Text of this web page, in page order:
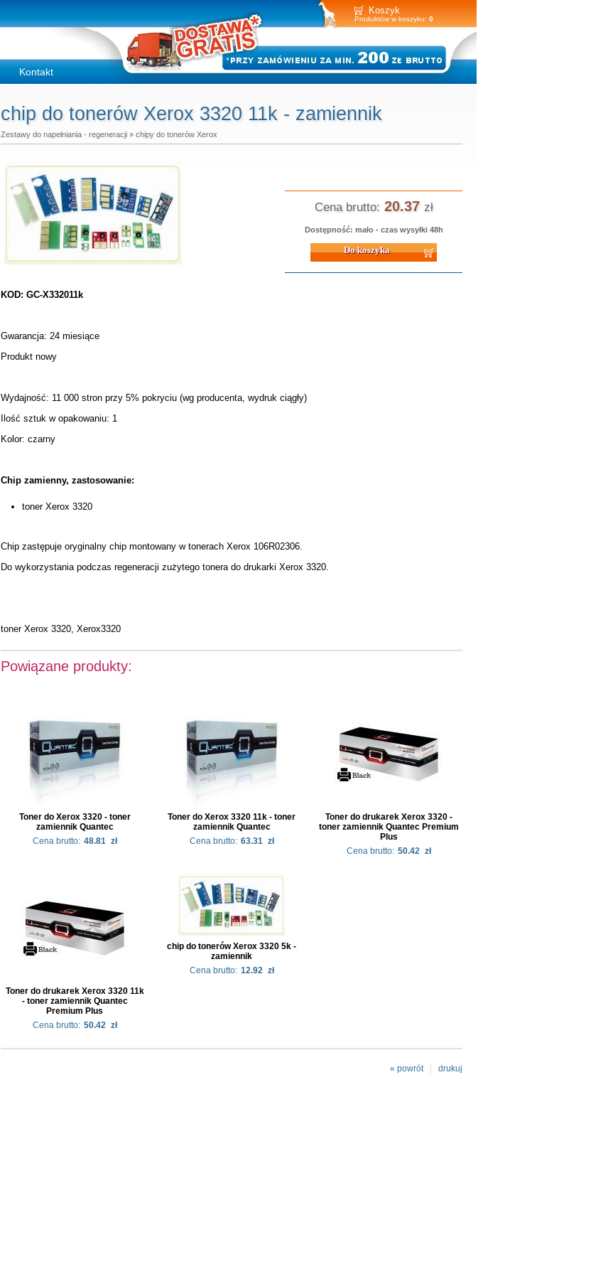
Koszyk
Produktów w koszyku: 0
Kontakt
chip do tonerów Xerox 3320 11k - zamiennik
Zestawy do napełniania - regeneracji » chipy do tonerów Xerox
Cena brutto: 20.37 zł
Dostępność: mało - czas wysyłki 48h
Do koszyka
KOD: GC-X332011k
Gwarancja: 24 miesiące
Produkt nowy
Wydajność: 11 000 stron przy 5% pokryciu (wg producenta, wydruk ciągły)
Ilość sztuk w opakowaniu: 1
Kolor: czarny
Chip zamienny, zastosowanie:
toner Xerox 3320
Chip zastępuje oryginalny chip montowany w tonerach Xerox 106R02306.
Do wykorzystania podczas regeneracji zużytego tonera do drukarki Xerox 3320.
toner Xerox 3320, Xerox3320
Powiązane produkty:
Toner do Xerox 3320 - toner
zamiennik Quantec
Cena brutto: 48.81 zł
Toner do Xerox 3320 11k - toner
zamiennik Quantec
Cena brutto: 63.31 zł
Toner do drukarek Xerox 3320 -
toner zamiennik Quantec Premium
Plus
Cena brutto: 50.42 zł
Toner do drukarek Xerox 3320 11k
- toner zamiennik Quantec
Premium Plus
Cena brutto: 50.42 zł
chip do tonerów Xerox 3320 5k -
zamiennik
Cena brutto: 12.92 zł
drukuj
« powrót